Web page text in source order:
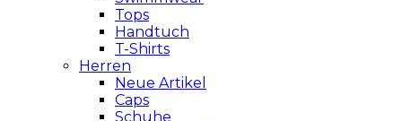
Tops
Handtuch
T-Shirts
Herren
Neue Artikel
Caps
Schuhe